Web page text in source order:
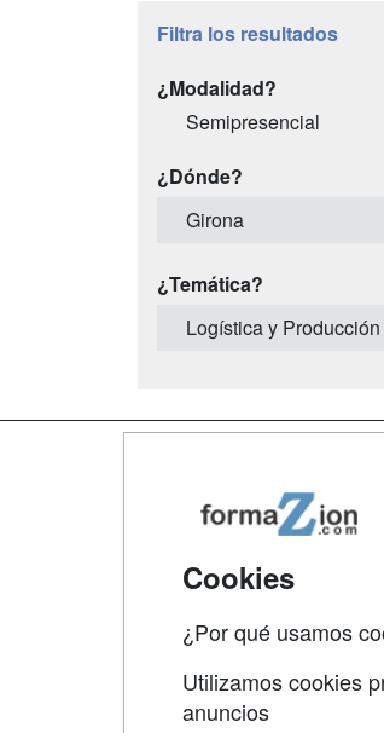
Filtra los resultados
¿Modalidad?
Semipresencial
¿Dónde?
Girona
¿Temática?
Logística y Producción
Cookies
¿Por qué usamos
Utilizamos cookies
anuncios